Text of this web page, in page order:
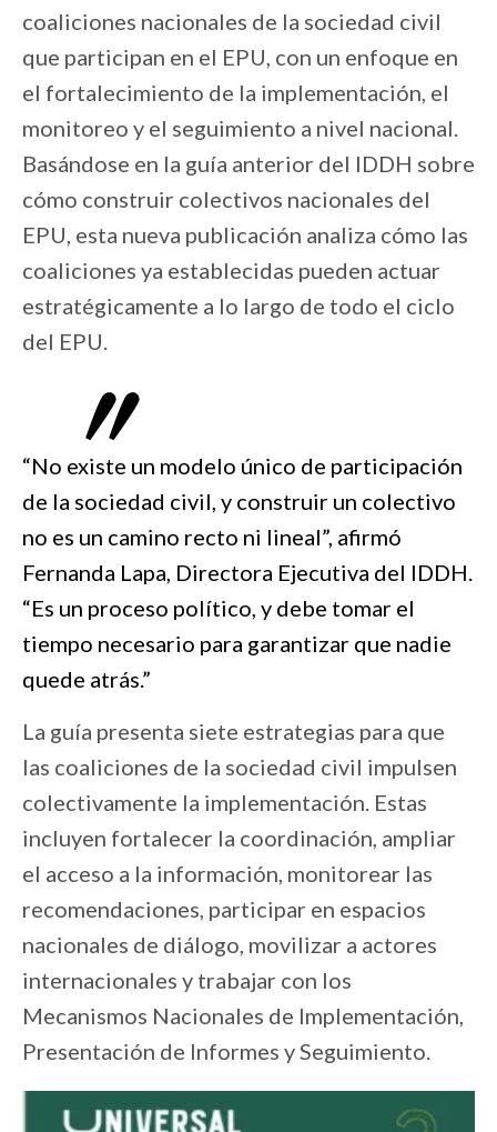
coaliciones nacionales de la sociedad civil
que participan en el EPU, con un enfoque en
el fortalecimiento de la implementación, el
monitoreo y el seguimiento a nivel nacional.
Basándose en la guía anterior del IDDH sobre
cómo construir colectivos nacionales del
EPU, esta nueva publicación analiza cómo las
coaliciones ya establecidas pueden actuar
estratégicamente a lo largo de todo el ciclo
del EPU.
“No existe un modelo único de participación
de la sociedad civil, y construir un colectivo
no es un camino recto ni lineal”, afirmó
Fernanda Lapa, Directora Ejecutiva del IDDH.
“Es un proceso político, y debe tomar el
tiempo necesario para garantizar que nadie
quede atrás.”
La guía presenta siete estrategias para que
las coaliciones de la sociedad civil impulsen
colectivamente la implementación. Estas
incluyen fortalecer la coordinación, ampliar
el acceso a la información, monitorear las
recomendaciones, participar en espacios
nacionales de diálogo, movilizar a actores
internacionales y trabajar con los
Mecanismos Nacionales de Implementación,
Presentación de Informes y Seguimiento.